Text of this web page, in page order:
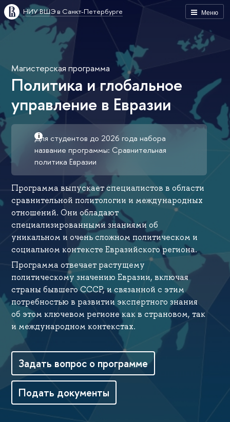
Меню
НИУ ВШЭ в Санкт-Петербурге
Магистерская программа
Политика и глобальное
управление в Евразии
Для студентов до 2026 года набора
название программы: Сравнительная
политика Евразии
Программа выпускает специалистов в области
сравнительной политологии и международных
отношений. Они обладают
специализированными знаниями об
уникальном и очень сложном политическом и
социальном контексте Евразийского региона.
Программа отвечает растущему
политическому значению Евразии, включая
страны бывшего СССР, и связанной с этим
потребностью в развитии экспертного знания
об этом ключевом регионе как в страновом, так
и международном контекстах.
Задать вопрос о программе
Подать документы